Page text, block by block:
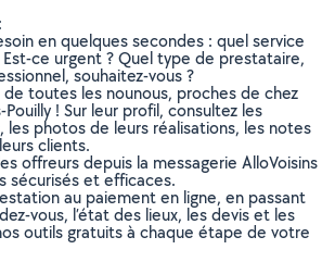
en quelques secondes : quel service
Est-ce urgent ? Quel type de prestataire,
souhaitez-vous ?
toutes les nounous, proches de chez
! Sur leur profil, consultez les
les photos de leurs réalisations, les notes
clients.
offreurs depuis la messagerie AlloVoisins
sécurisés et efficaces.
au paiement en ligne, en passant
vous, l’état des lieux, les devis et les
outils gratuits à chaque étape de votre